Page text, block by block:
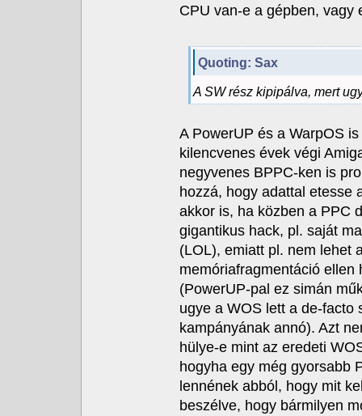
CPU van-e a gépben, vagy
Quoting: Sax
A SW rész kipipálva, mert
A PowerUP és a WarpOS
kilencvenes évek végi
negyvenes BPPC-ken is
hozzá, hogy adattal etesse
akkor is, ha közben a PPC
gigantikus hack, pl. saját
(LOL), emiatt pl. nem lehet
memóriafragmentáció
(PowerUP-pal ez simán
ugye a WOS lett a de-facto
kampányának annó). Azt
hülye-e mint az eredeti
hogyha egy még gyorsabb
lennének abból, hogy mit
beszélve, hogy bármilyen